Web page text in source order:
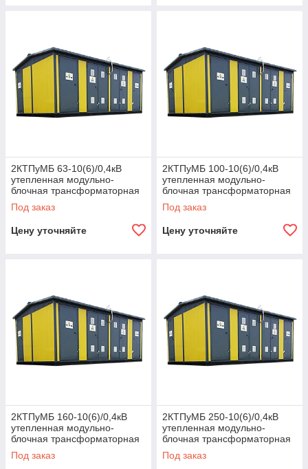
2КТПуМБ 63-10(6)/0,4кВ
утепленная модульно-
блочная трансформаторная
подстанция
Под заказ
Цену уточняйте
2КТПуМБ 100-10(6)/0,4кВ
утепленная модульно-
блочная трансформаторная
подстанция
Под заказ
Цену уточняйте
2КТПуМБ 160-10(6)/0,4кВ
утепленная модульно-
блочная трансформаторная
подстанция
Под заказ
2КТПуМБ 250-10(6)/0,4кВ
утепленная модульно-
блочная трансформаторная
подстанция
Под заказ